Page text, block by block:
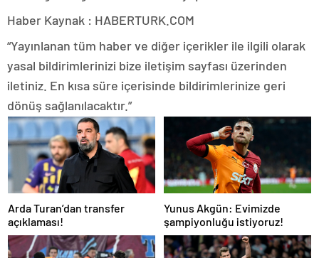
Haber Kaynak : HABERTURK.COM
“Yayınlanan tüm haber ve diğer içerikler ile ilgili olarak
yasal bildirimlerinizi bize iletişim sayfası üzerinden
iletiniz. En kısa süre içerisinde bildirimlerinize geri
dönüş sağlanılacaktır.”
Arda Turan’dan transfer
açıklaması!
Yunus Akgün: Evimizde
şampiyonluğu istiyoruz!